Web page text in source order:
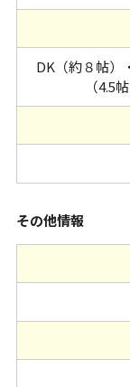
DK（約８帖）
（4.5
その他情報